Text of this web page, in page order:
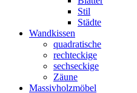
Stil
Städte
Wandkissen
quadratische
rechteckige
sechseckige
Zäune
Massivholzmöbel